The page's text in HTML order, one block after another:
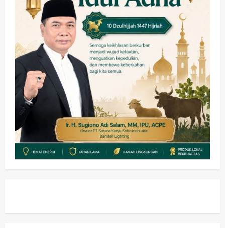
1
Pemerintahan
PANAS! Kalah Tender Proyek RSUD
Sibar Rp 9,9 M, Beranikah CV Tiga
Anugerah Utama Pertaruhkan
Jaminan Rp 100 Juta?
wartanusa 5 Agustus 2026
2
Olahraga
Adu Taktik di Atas Rumput Sintetis:
PWI dan Sapma PP Sidoarjo
Memanaskan Mesin Menuju Piala
Soccer
wartanusa 5 Agustus 2026
Ekonomi Hiburan Pemerintahan
HOT NEWS: Ribuan Warga Wage
Tumplek Blek di Bazar Rakyat Jalan
Jambu, Borong Kuliner UMKM Sambil
Nonton Jaranan!